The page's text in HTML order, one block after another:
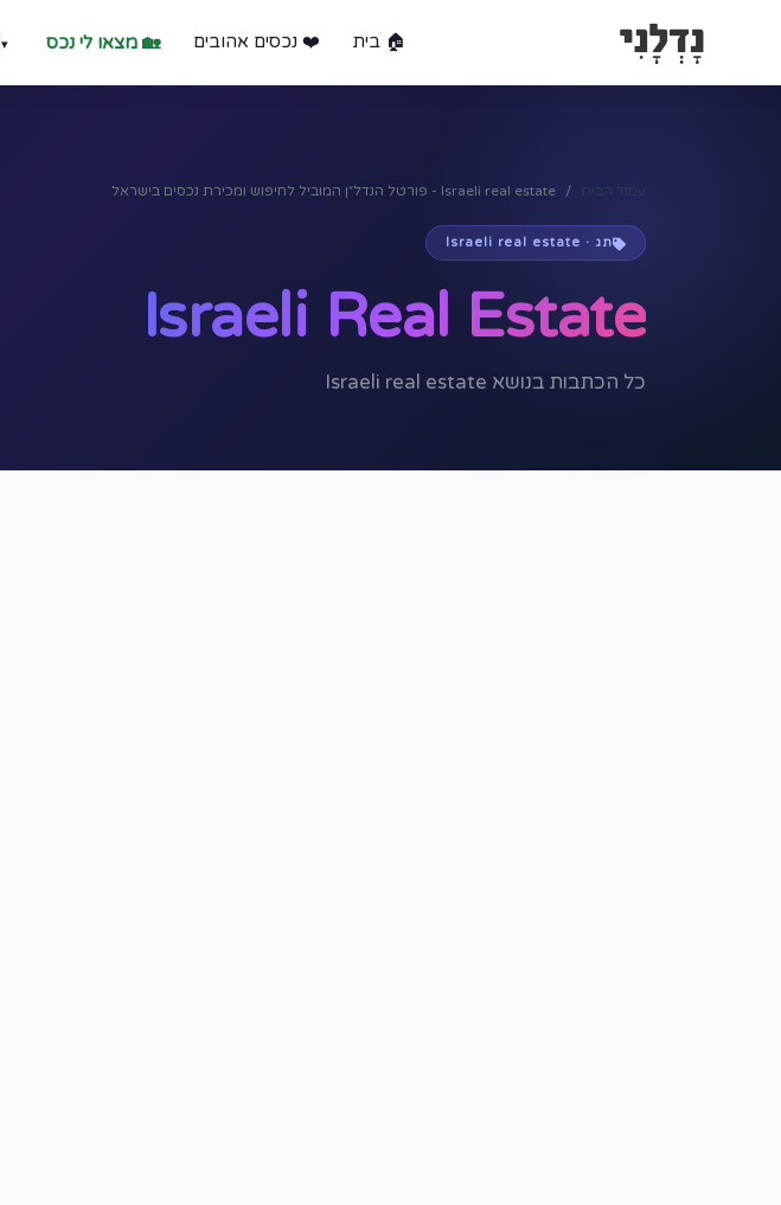
🏠 בית ❤️ נכסים אהובים 🏡 מצאו לי נכס
Israeli real estate - פורטל הנדל״ן המוביל לחיפוש ומכירת נכסים בישראל
תג · Israeli real estate
Israeli Real Estate
כל הכתבות בנושא Israeli real estate